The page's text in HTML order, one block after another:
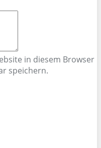
in diesem Browser
speichern.